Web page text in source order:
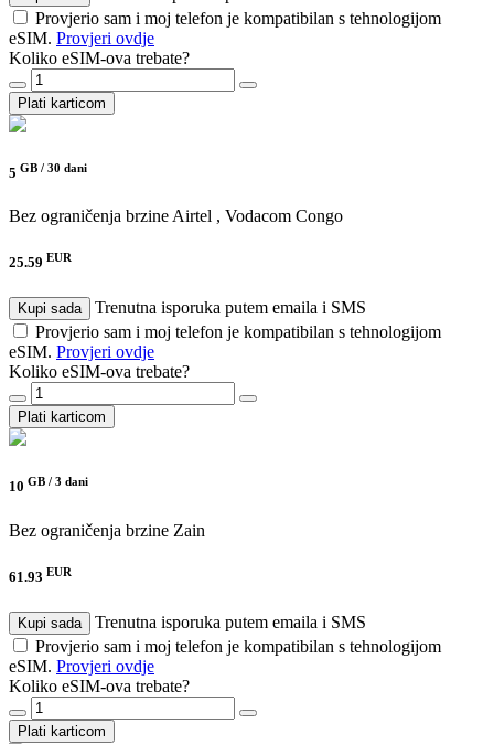
Provjerio sam i moj telefon je kompatibilan s tehnologijom
eSIM. Provjeri ovdje
Koliko eSIM-ova trebate?
Plati karticom
5 GB / 30 dani
Bez ograničenja brzine Airtel , Vodacom Congo
25.59 EUR
Kupi sada
Trenutna isporuka putem emaila i SMS
Provjerio sam i moj telefon je kompatibilan s tehnologijom
eSIM. Provjeri ovdje
Koliko eSIM-ova trebate?
Plati karticom
10 GB / 3 dani
Bez ograničenja brzine Zain
61.93 EUR
Kupi sada
Trenutna isporuka putem emaila i SMS
Provjerio sam i moj telefon je kompatibilan s tehnologijom
eSIM. Provjeri ovdje
Koliko eSIM-ova trebate?
Plati karticom